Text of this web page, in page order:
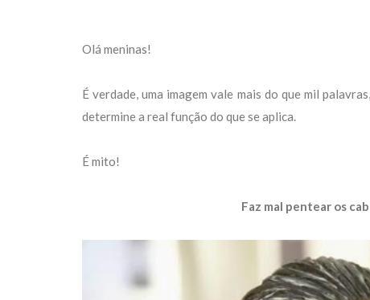
Olá meninas!
É verdade, uma imagem vale mais do que mil
determine a real função do que se aplica.
É mito!
Faz mal pentear os